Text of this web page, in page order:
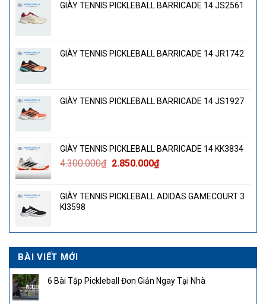
GIÀY TENNIS PICKLEBALL BARRICADE 14 JS2561
GIÀY TENNIS PICKLEBALL BARRICADE 14 JR1742
GIÀY TENNIS PICKLEBALL BARRICADE 14 JS1927
GIÀY TENNIS PICKLEBALL BARRICADE 14 KK3834
4.300.000₫ Giá
4.300.000₫.
2.850.000₫Giá
là:
GIÀY TENNIS PICKLEBALL ADIDAS GAMECOURT 3
KI3598
BÀI VIẾT MỚI
6 Bài Tập Pickleball Đơn Giản Ngay Tại Nhà